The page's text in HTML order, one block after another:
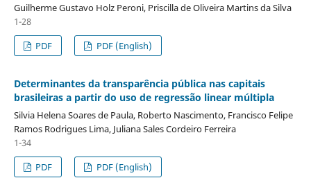
Guilherme Gustavo Holz Peroni, Priscilla de Oliveira Martins da Silva
1-28
PDF
PDF (English)
Determinantes da transparência pública nas capitais
brasileiras a partir do uso de regressão linear múltipla
Silvia Helena Soares de Paula, Roberto Nascimento, Francisco Felipe
Ramos Rodrigues Lima, Juliana Sales Cordeiro Ferreira
1-34
PDF
PDF (English)